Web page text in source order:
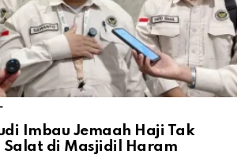
Imbau Jemaah Haji Tak
Salat di Masjidil Haram